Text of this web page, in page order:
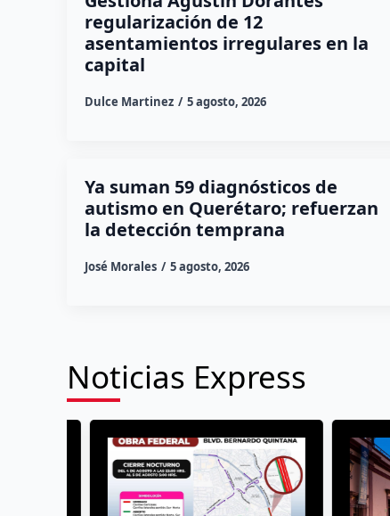
regularización de 12
asentamientos irregulares en la
capital
Dulce Martinez 5 agosto, 2026
Ya suman 59 diagnósticos de
autismo en Querétaro; refuerzan
la detección temprana
José Morales 5 agosto, 2026
Noticias Express